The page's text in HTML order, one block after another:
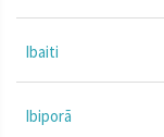
Ibaiti
Ibiporã